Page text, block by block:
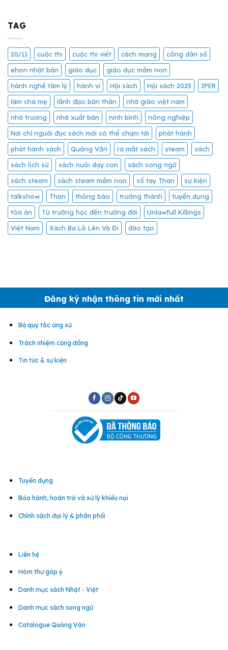
TAG
20/11 cuộc thi cuộc thi viết cách mạng
công dân số
ehon nhật bản
giáo dục
giáo dục mầm non
hành nghề tâm lý
hành vi Hội sách Hội sách 2025
IPER
làm cha mẹ
lãnh đạo bản thân
nhà giáo việt nam
nhà trương
nhà xuất bản ninh bình
nông nghiệp
Nơi chỉ người đọc sách mới có thể chạm tới
phát hành
phát hành sách
Quảng Văn ra mắt sách steam
sách
sách lịch sử
sách nuôi dạy con
sách song ngữ
sách steam
sách steam mầm non sổ tay Than
sự kiện
talkshow
Than thông báo trưởng thành
tuyển dụng
tòa án
Từ trường học đến trường đời
Unlawfull Killings
Việt Nam
Xách Ba Lô Lên Và Đi đào tạo
Đăng ký nhận thông tin mới nhất
Bộ quy tắc ứng xử
Trách nhiệm cộng đồng
Tin tức & sự kiện
Tuyển dụng
Bảo hành, hoàn trả và xử lý khiếu nại
Chính sách đại lý & phân phối
Liên hệ
Hòm thư góp ý
Danh mục sách Nhật - Việt
Danh mục sách song ngữ
Catalogue Quảng Văn